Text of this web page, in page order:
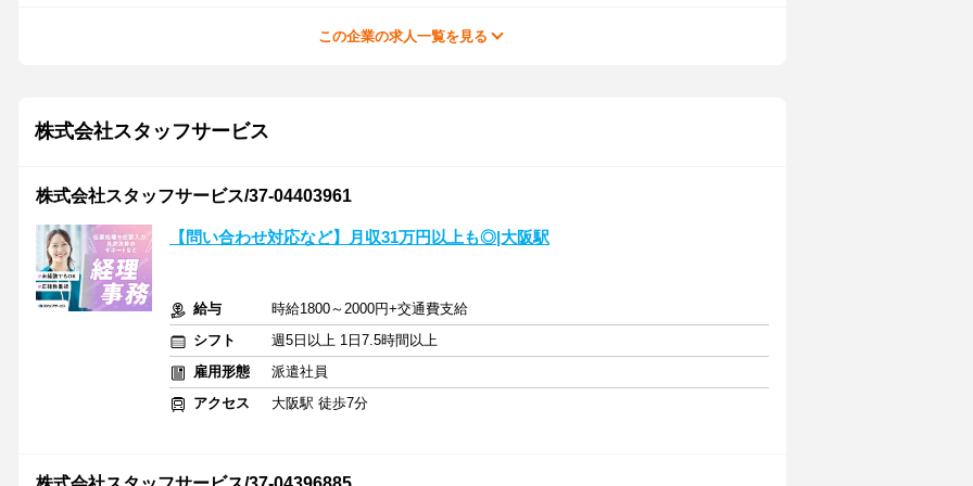
この企業の求人一覧を見る
株式会社スタッフサービス
株式会社スタッフサービス/37-04403961
【問い合わせ対応など】月収31万円以上も◎|大阪駅
給与
時給1800～2000円+交通費支給
シフト
週5日以上 1日7.5時間以上
雇用形態
派遣社員
アクセス
大阪駅 徒歩7分